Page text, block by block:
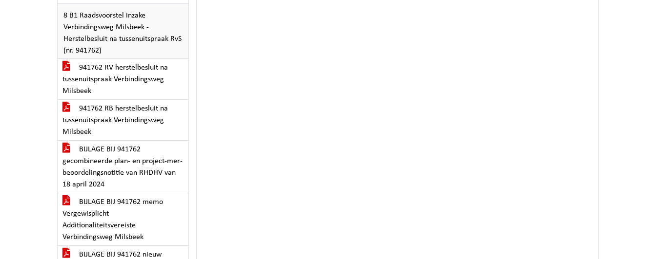
8 B1 Raadsvoorstel inzake
Verbindingsweg Milsbeek -
Herstelbesluit na tussenuitspraak RvS
(nr. 941762)
941762 RV herstelbesluit na
tussenuitspraak Verbindingsweg
Milsbeek
941762 RB herstelbesluit na
tussenuitspraak Verbindingsweg
Milsbeek
BIJLAGE BIJ 941762
gecombineerde plan- en project-mer-
beoordelingsnotitie van RHDHV van
18 april 2024
BIJLAGE BIJ 941762 memo
Vergewisplicht
Additionaliteitsvereiste
Verbindingsweg Milsbeek
BIJLAGE BIJ 941762 nieuw